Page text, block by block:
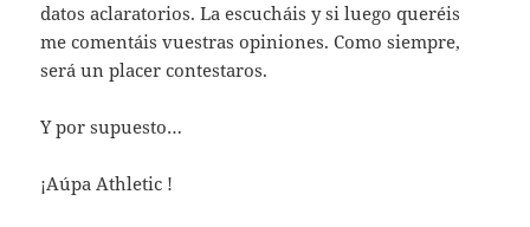
datos aclaratorios. La escucháis y si luego queréis
me comentáis vuestras opiniones. Como siempre,
será un placer contestaros.
Y por supuesto…
¡Aúpa Athletic !